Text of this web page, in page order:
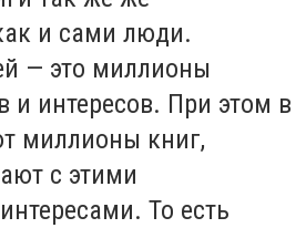
и сами люди.
— это миллионы
и интересов. При этом в
миллионы книг,
с этими
То есть